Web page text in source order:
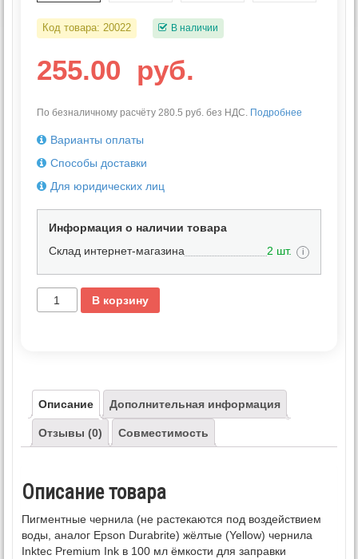
Код товара: 20022 В наличии
255.00 руб.
По безналичному расчёту 280.5 руб. без НДС. Подробнее
Варианты оплаты
Способы доставки
Для юридических лиц
Информация о наличии товара
Склад интернет-магазина
2 шт. i
В корзину
Описание Дополнительная информация
Отзывы (0) Совместимость
Описание товара
Пигментные чернила (не растекаются под воздействием
воды, аналог Epson Durabrite) жёлтые (Yellow) чернила
Inktec Premium Ink в 100 мл ёмкости для заправки